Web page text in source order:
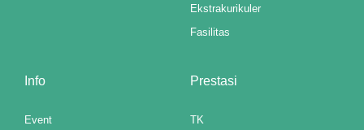
Ekstrakurikuler
Fasilitas
Info
Event
Prestasi
TK